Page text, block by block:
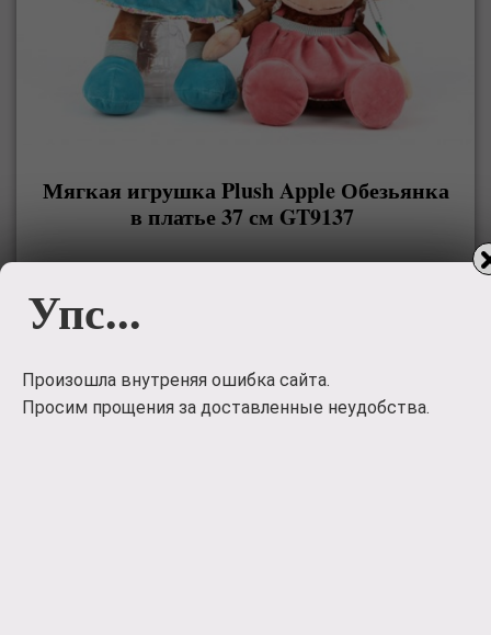
Мягкая игрушка Plush Apple Обезьянка
в платье 37 см GT9137
близкого человека. Она изготовлена из качественных
Данная модель подарит много сладких снов и хорошее
Упс...
Произошла внутреняя ошибка сайта.
Просим прощения за доставленные неудобства.